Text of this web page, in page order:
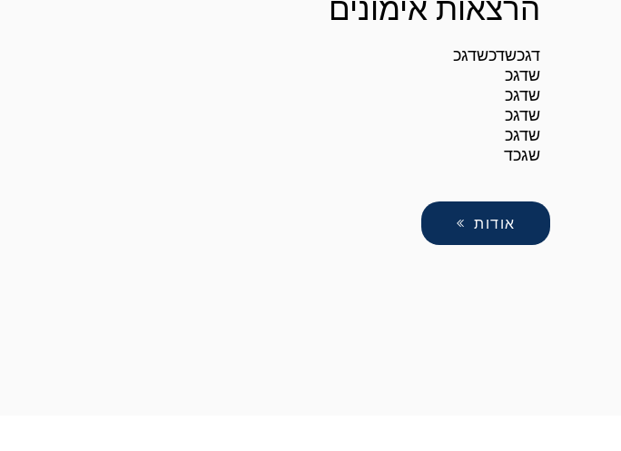
הרצאות אימונים
דגכשדכשדגכ
שדגכ
שדגכ
שדגכ
שדגכ
שגכד
אודות